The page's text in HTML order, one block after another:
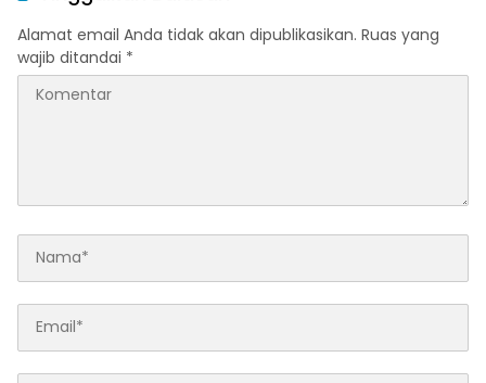
Alamat email Anda tidak akan dipublikasikan. Ruas yang
wajib ditandai *